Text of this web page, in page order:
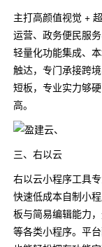
主打高颜值视觉 +
运营、政务便民服
轻量化功能集成、
触达，专门承接跨
短板，专业实力够
高。
三、右以云
右以云小程序工具
快速低成本自制小
板与简易编辑能力
等各类小程序。平